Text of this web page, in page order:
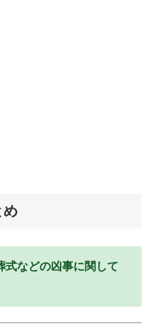
め
式などの凶事に関して